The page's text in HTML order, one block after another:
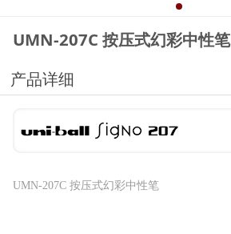
UMN-207C 按压式幻彩中性笔
产品详细
UMN-207C 按压式幻彩中性笔